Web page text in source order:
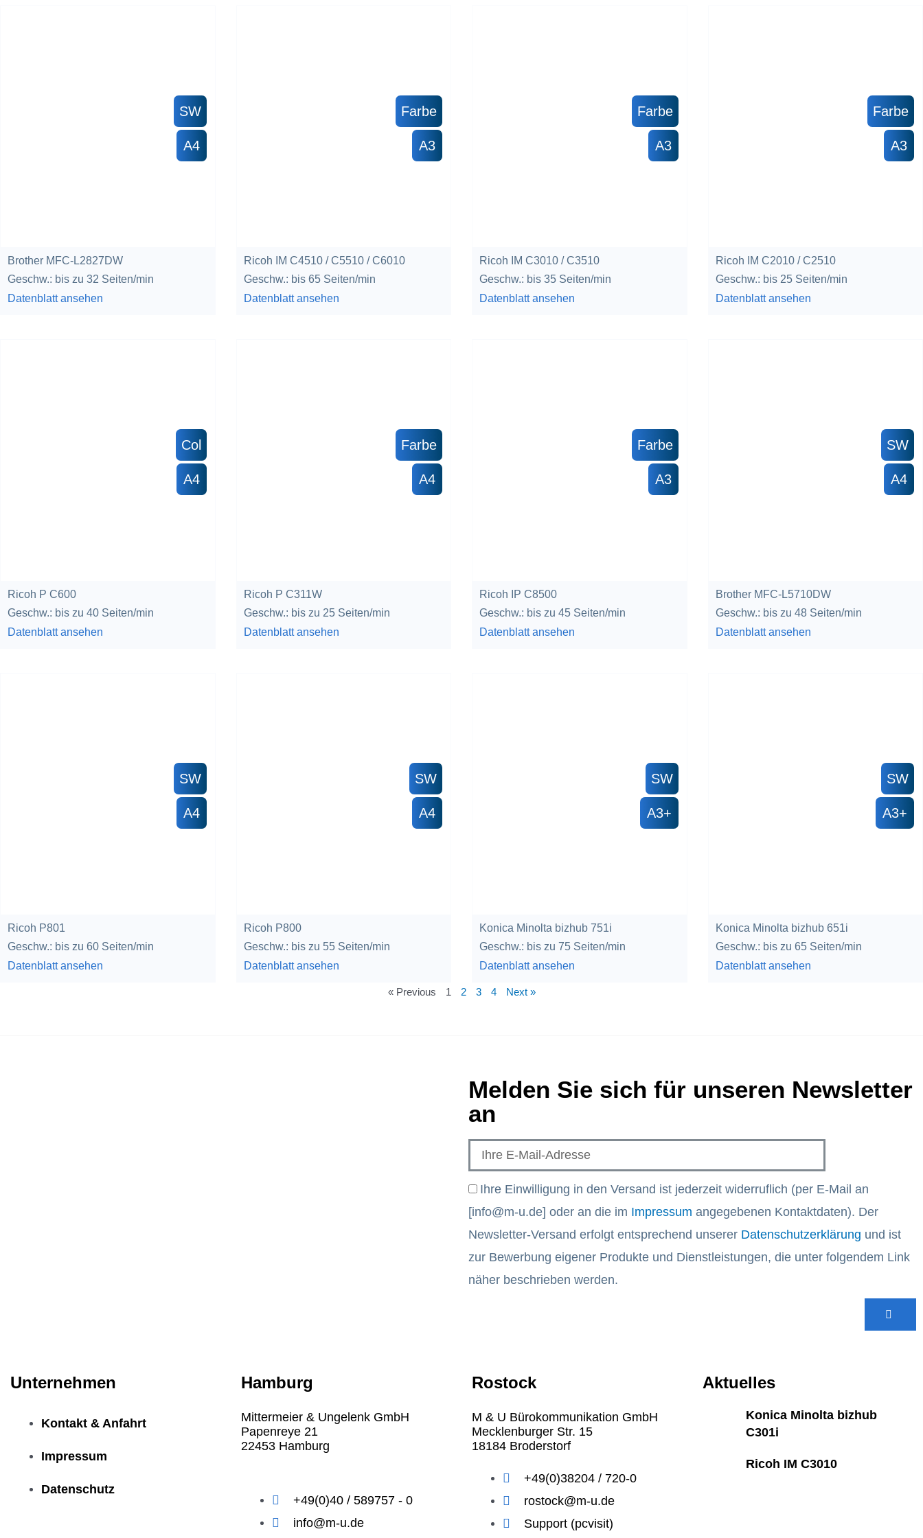
SW
A4
Brother MFC-L2827DW
Geschw.: bis zu 32 Seiten/min
Datenblatt ansehen
Farbe
A3
Ricoh IM C4510 / C5510 / C6010
Geschw.: bis 65 Seiten/min
Datenblatt ansehen
Farbe
A3
Ricoh IM C3010 / C3510
Geschw.: bis 35 Seiten/min
Datenblatt ansehen
Farbe
A3
Ricoh IM C2010 / C2510
Geschw.: bis 25 Seiten/min
Datenblatt ansehen
Col
A4
Ricoh P C600
Geschw.: bis zu 40 Seiten/min
Datenblatt ansehen
Farbe
A4
Ricoh P C311W
Geschw.: bis zu 25 Seiten/min
Datenblatt ansehen
Farbe
A3
Ricoh IP C8500
Geschw.: bis zu 45 Seiten/min
Datenblatt ansehen
SW
A4
Brother MFC-L5710DW
Geschw.: bis zu 48 Seiten/min
Datenblatt ansehen
SW
A4
Ricoh P801
Geschw.: bis zu 60 Seiten/min
Datenblatt ansehen
SW
A4
Ricoh P800
Geschw.: bis zu 55 Seiten/min
Datenblatt ansehen
SW
A3+
Konica Minolta bizhub 751i
Geschw.: bis zu 75 Seiten/min
Datenblatt ansehen
SW
A3+
Konica Minolta bizhub 651i
Geschw.: bis zu 65 Seiten/min
Datenblatt ansehen
« Previous 1 2 3 4 Next »
Melden Sie sich für unseren Newsletter
an
Ihre Einwilligung in den Versand ist jederzeit widerruflich (per E-Mail an
[info@m-u.de] oder an die im Impressum angegebenen Kontaktdaten). Der
Newsletter-Versand erfolgt entsprechend unserer Datenschutzerklärung und ist
zur Bewerbung eigener Produkte und Dienstleistungen, die unter folgendem Link
näher beschrieben werden.
Unternehmen
Kontakt & Anfahrt
Impressum
Datenschutz
Hamburg
Mittermeier & Ungelenk GmbH
Papenreye 21
22453 Hamburg
+49(0)40 / 589757 - 0
info@m-u.de
Rostock
M & U Bürokommunikation GmbH
Mecklenburger Str. 15
18184 Broderstorf
+49(0)38204 / 720-0
rostock@m-u.de
Support (pcvisit)
Aktuelles
Konica Minolta bizhub
C301i
Ricoh IM C3010